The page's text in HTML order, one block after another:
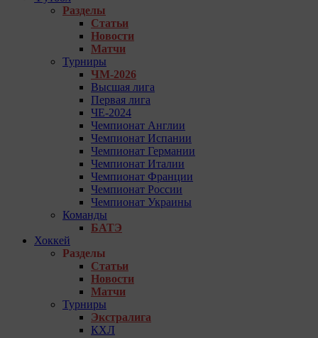
Разделы
Статьи
Новости
Матчи
Турниры
ЧМ-2026
Высшая лига
Первая лига
ЧЕ-2024
Чемпионат Англии
Чемпионат Испании
Чемпионат Германии
Чемпионат Италии
Чемпионат Франции
Чемпионат России
Чемпионат Украины
Команды
БАТЭ
Хоккей
Разделы
Статьи
Новости
Матчи
Турниры
Экстралига
КХЛ